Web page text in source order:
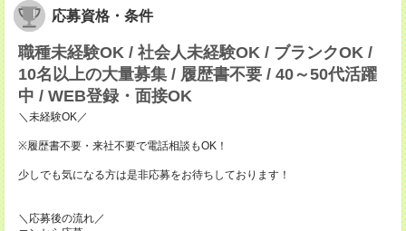
応募資格・条件
職種未経験OK / 社会人未経験OK / ブランクOK /
10名以上の大量募集 / 履歴書不要 / 40～50代活躍
中 / WEB登録・面接OK
＼未経験OK／
※履歴書不要・来社不要で電話相談もOK！
少しでも気になる方は是非応募をお待ちしております！
＼応募後の流れ／